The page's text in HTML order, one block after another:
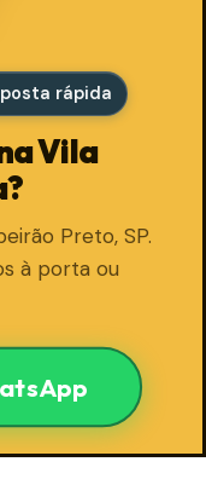
rápida
Vila
Preto, SP.
à porta ou